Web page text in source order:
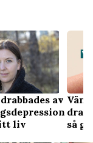
av
liv
så